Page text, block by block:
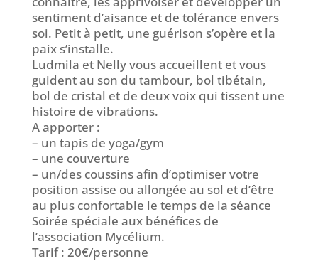
sentiment d’aisance et de tolérance envers
soi. Petit à petit, une guérison s’opère et la
paix s’installe.
Ludmila et Nelly vous accueillent et vous
guident au son du tambour, bol tibétain,
bol de cristal et de deux voix qui tissent une
histoire de vibrations.
A apporter :
– un tapis de yoga/gym
– une couverture
– un/des coussins afin d’optimiser votre
position assise ou allongée au sol et d’être
au plus confortable le temps de la séance
Soirée spéciale aux bénéfices de
l’association Mycélium.
Tarif : 20€/personne